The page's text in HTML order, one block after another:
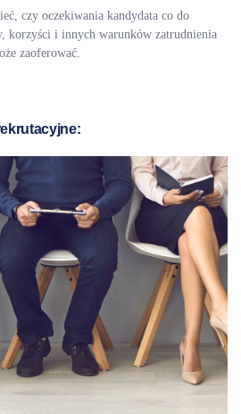
czy oczekiwania kandydata co do
korzyści i innych warunków zatrudnienia
zaoferować.